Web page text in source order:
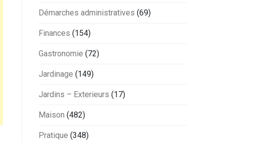
Démarches administratives (69)
Finances (154)
Gastronomie (72)
Jardinage (149)
Jardins – Exterieurs (17)
Maison (482)
Pratique (348)